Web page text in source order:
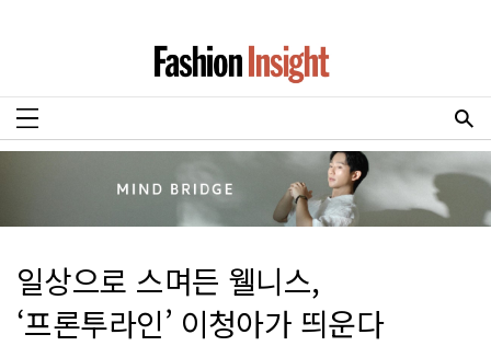
일상으로 스며든 웰니스,
‘프론투라인’ 이청아가 띄운다